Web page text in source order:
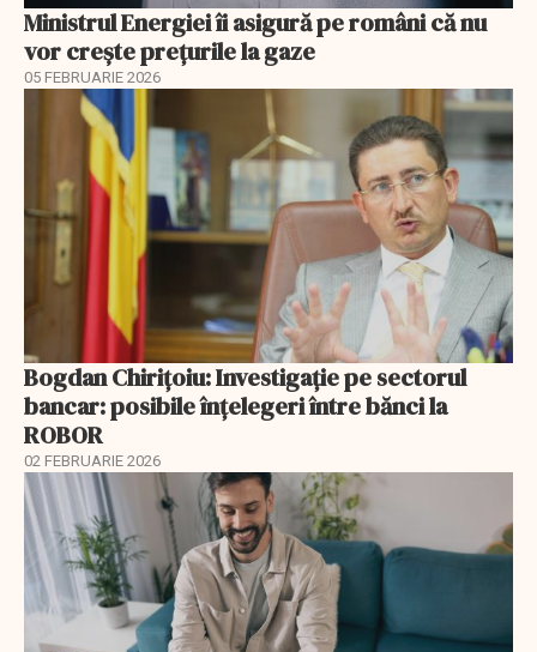
Ministrul Energiei îi asigură pe români că nu
vor creşte preţurile la gaze
05 FEBRUARIE 2026
Bogdan Chirițoiu: Investigație pe sectorul
bancar: posibile înțelegeri între bănci la
ROBOR
02 FEBRUARIE 2026